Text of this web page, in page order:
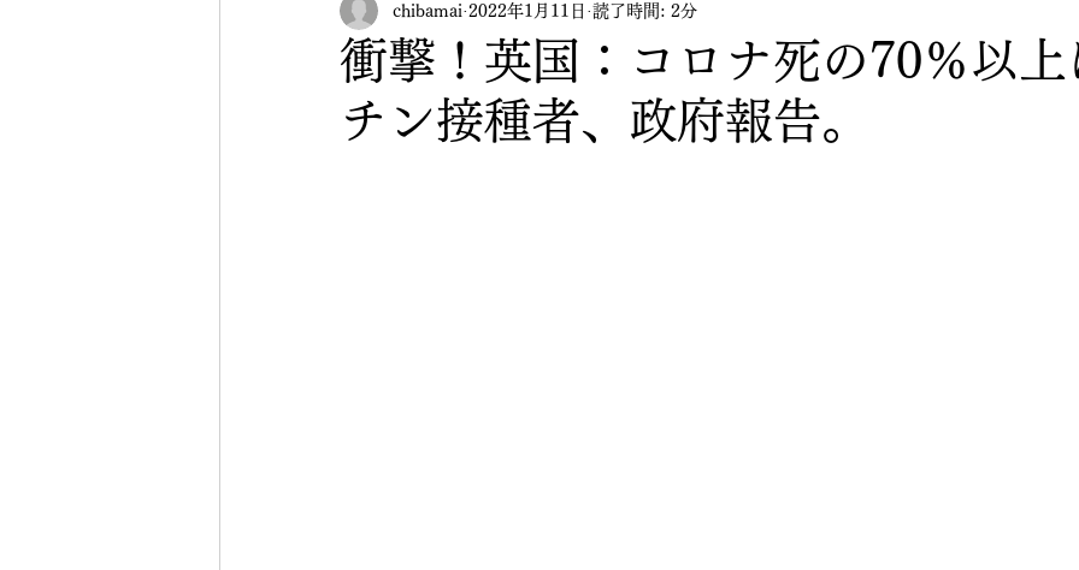
衝撃！英国：コロナ死の70％以
チン接種者、政府報告。
chibamai 2022年1月11日 読了時間: 2分